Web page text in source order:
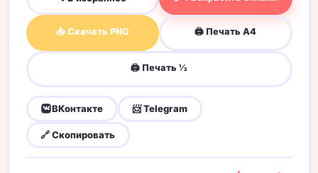
📥 Скачать PNG 🖨 Печать A4
🖨 Печать ½
ВКонтакте 📨 Telegram
🔗 Скопировать